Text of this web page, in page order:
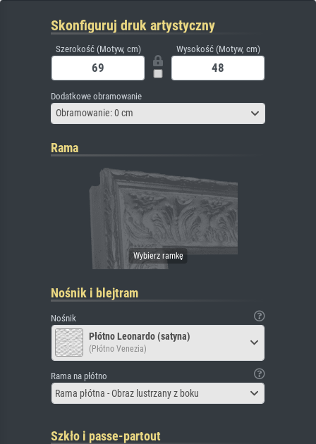
Skonfiguruj druk artystyczny
Szerokość (Motyw, cm) Wysokość (Motyw, cm)
Dodatkowe obramowanie
Obramowanie: 0 cm
Rama
Nośnik i blejtram
Nośnik
Płótno Leonardo (satyna)
(Płótno Venezia)
Rama na płótno
Rama płótna - Obraz lustrzany z boku
Szkło i passe-partout